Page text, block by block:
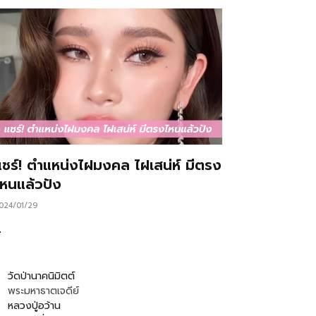
ร์! ตำแหน่งไฝมงคล ไฝเสน่ห์ มีตรง
นแล้วปัง
01/29
วัดป่านาคนิมิตต์
พระมหาธาตเจดีย์
หลวงปู่อว้าน